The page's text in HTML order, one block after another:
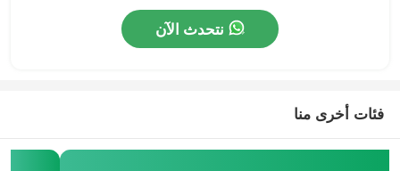
نتحدث الآن
فئات أخرى منا